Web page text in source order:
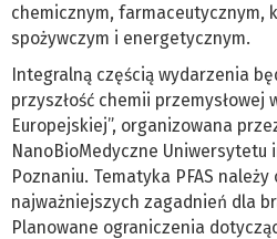
chemicznym, farmaceutycznym,
spożywczym i energetycznym.
Integralną częścią wydarzenia
przyszłość chemii przemysłowej
Europejskiej”, organizowana
NanoBioMedyczne Uniwersytetu
Poznaniu. Tematyka PFAS
najważniejszych zagadnień dla
Planowane ograniczenia